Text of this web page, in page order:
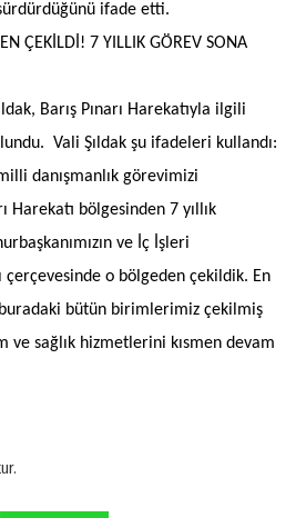
ifade etti.
ÇEKİLDİ! 7 YILLIK GÖREV SONA
Barış Pınarı Harekatıyla ilgili
Vali Şıldak şu ifadeleri kullandı:
danışmanlık görevimizi
Harekatı bölgesinden 7 yıllık
ve İç İşleri
çerçevesinde o bölgeden çekildik. En
bütün birimlerimiz çekilmiş
ve sağlık hizmetlerini kısmen devam